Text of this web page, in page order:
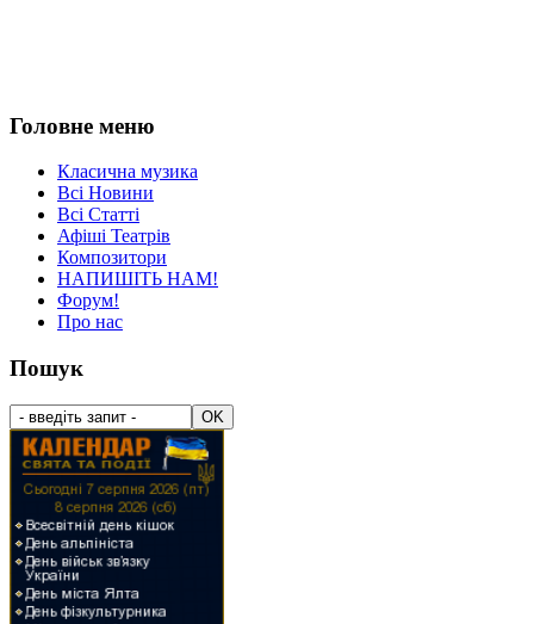
Головне меню
Класична музика
Всі Новини
Всі Статті
Афіші Театрів
Композитори
НАПИШІТЬ НАМ!
Форум!
Про нас
Пошук